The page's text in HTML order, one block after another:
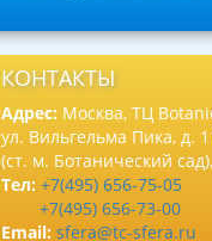
КОНТАКТЫ
Адрес: Москва, ТЦ
ул. Вильгельма Пика, д.
(ст. м. Ботанический
Тел: +7(495) 656-75-05
+7(495) 656-73-00
Email: sfera@tc-sfera.ru